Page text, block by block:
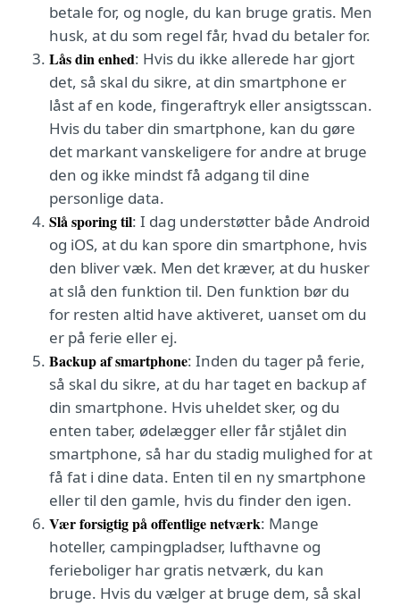
betale for, og nogle, du kan bruge gratis. Men
husk, at du som regel får, hvad du betaler for.
Lås din enhed: Hvis du ikke allerede har gjort
det, så skal du sikre, at din smartphone er
låst af en kode, fingeraftryk eller ansigtsscan.
Hvis du taber din smartphone, kan du gøre
det markant vanskeligere for andre at bruge
den og ikke mindst få adgang til dine
personlige data.
Slå sporing til: I dag understøtter både Android
og iOS, at du kan spore din smartphone, hvis
den bliver væk. Men det kræver, at du husker
at slå den funktion til. Den funktion bør du
for resten altid have aktiveret, uanset om du
er på ferie eller ej.
Backup af smartphone: Inden du tager på ferie,
så skal du sikre, at du har taget en backup af
din smartphone. Hvis uheldet sker, og du
enten taber, ødelægger eller får stjålet din
smartphone, så har du stadig mulighed for at
få fat i dine data. Enten til en ny smartphone
eller til den gamle, hvis du finder den igen.
Vær forsigtig på offentlige netværk: Mange
hoteller, campingpladser, lufthavne og
ferieboliger har gratis netværk, du kan
bruge. Hvis du vælger at bruge dem, så skal